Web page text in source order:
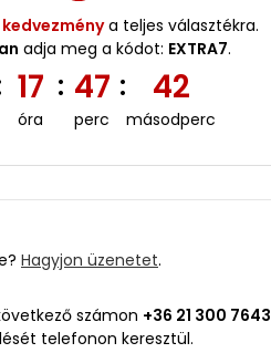
a teljes választékra.
adja meg a kódot: EXTRA7.
17
óra
: 47
perc
: 41
másodperc
Hagyjon üzenetet.
számon +36 21 300 7643
telefonon keresztül.